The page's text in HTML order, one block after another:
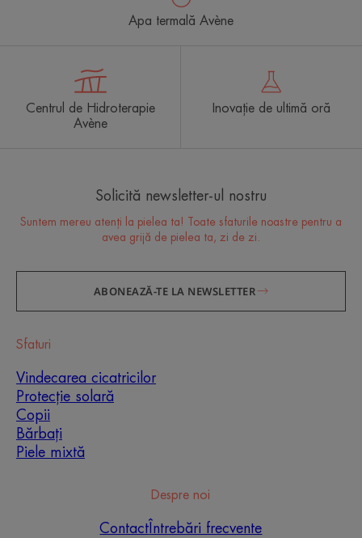
pielea ta
recente inovații dermatologice) pentru a avea grijă
ÎNSCRIE-TE
Apa termală Avène
Centrul de Hidroterapie
Avène
Inovație de ultimă oră
Solicită newsletter-ul nostru
Suntem mereu atenți la pielea ta! Toate sfaturile noastre pentru a
avea grijă de pielea ta, zi de zi.
ABONEAZĂ-TE LA NEWSLETTER
Sfaturi
Vindecarea cicatricilor
Protecție solară
Copii
Bărbați
Piele mixtă
Despre noi
Contact Întrebări frecvente